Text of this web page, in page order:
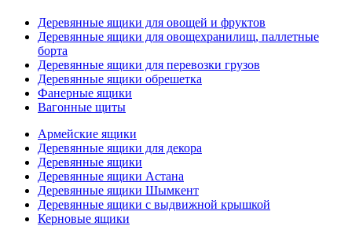
Деревянные ящики для овощей и фруктов
Деревянные ящики для овощехранилищ, паллетные
борта
Деревянные ящики для перевозки грузов
Деревянные ящики обрешетка
Фанерные ящики
Вагонные щиты
Армейские ящики
Деревянные ящики для декора
Деревянные ящики
Деревянные ящики Астана
Деревянные ящики Шымкент
Деревянные ящики с выдвижной крышкой
Керновые ящики